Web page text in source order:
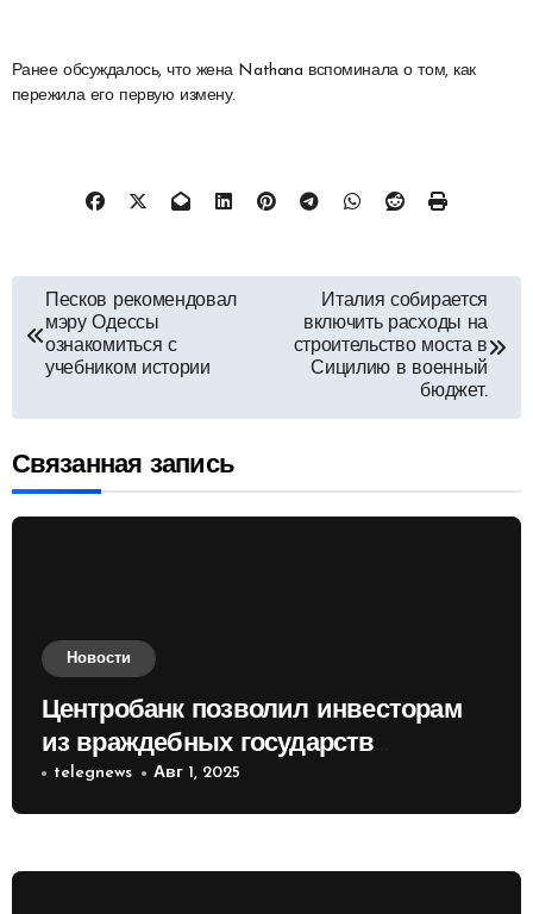
Ранее обсуждалось, что жена Nathana вспоминала о том, как
пережила его первую измену.
Навигация
по
Песков рекомендовал
мэру Одессы
ознакомиться с
учебником истории
Италия собирается
включить расходы на
строительство моста в
Сицилию в военный
бюджет.
Связанная запись
Новости
Центробанк позволил инвесторам
из враждебных государств
приобретать валюту
telegnews Авг 1, 2025